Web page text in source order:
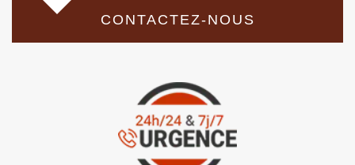
CONTACTEZ-NOUS